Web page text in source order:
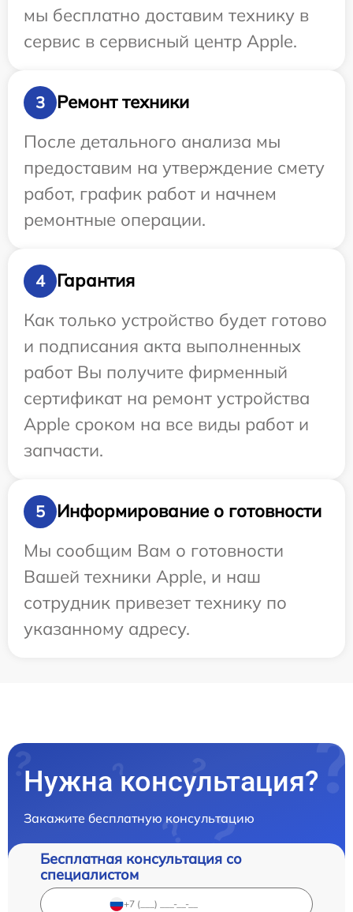
мы бесплатно доставим технику в
сервис в сервисный центр Apple.
3
Ремонт техники
После детального анализа мы
предоставим на утверждение смету
работ, график работ и начнем
ремонтные операции.
4
Гарантия
Как только устройство будет готово
и подписания акта выполненных
работ Вы получите фирменный
сертификат на ремонт устройства
Apple сроком на все виды работ и
запчасти.
5
Информирование о готовности
Мы сообщим Вам о готовности
Вашей техники Apple, и наш
сотрудник привезет технику по
указанному адресу.
Нужна консультация?
Закажите бесплатную консультацию
Бесплатная консультация со
специалистом